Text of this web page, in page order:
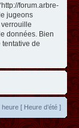
forum.arbre-
jugeons
verrouille
données. Bien
tentative de
[ Heure d’été ]